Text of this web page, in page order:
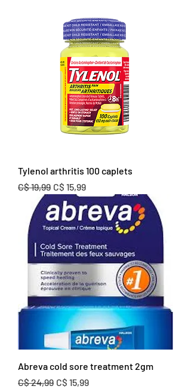
Tylenol arthritis 100 caplets
Normale prijs
C$ 19,99 Verkoopprijs
C$ 15,99
Abreva cold sore treatment 2gm
Normale prijs
C$ 24,99 Verkoopprijs
C$ 15,99